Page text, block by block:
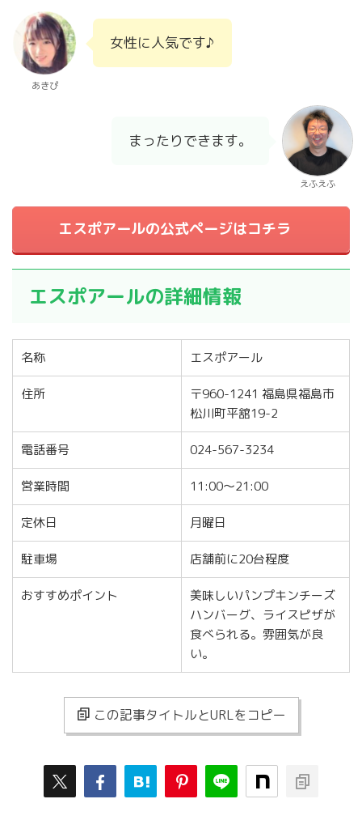
あきぴ
女性に人気です♪
まったりできます。
えふえふ
エスポアールの公式ページはコチラ
エスポアールの詳細情報
名称 エスポアール
住所
〒960-1241 福島県福島市
松川町平舘19-2
電話番号 024-567-3234
営業時間 11:00～21:00
定休日 月曜日
駐車場 店舗前に20台程度
おすすめポイント
美味しいパンプキンチーズ
ハンバーグ、ライスピザが
食べられる。雰囲気が良
い。
この記事タイトルとURLをコピー